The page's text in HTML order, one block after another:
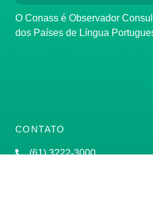
O Conass é Observador Consultivo da Comunidade
dos Países de Língua
CONTATO
(61) 3222-3000